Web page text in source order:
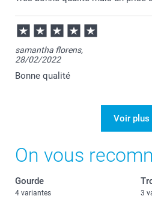
Julie@Smartphoto
samantha florens,
28/02/2022
Bonne qualité
Voir plus
On vous
Gourde
4 variantes 3